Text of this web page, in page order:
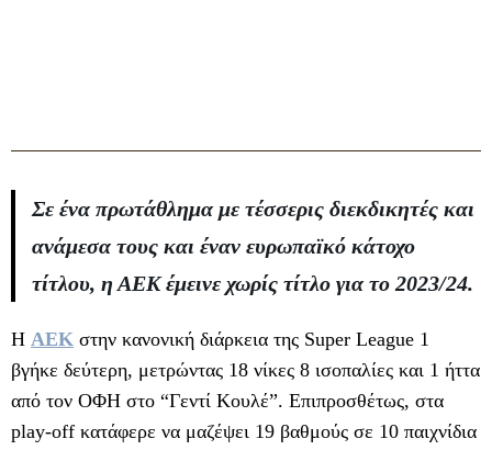
Σε ένα πρωτάθλημα με τέσσερις διεκδικητές και
ανάμεσα τους και έναν ευρωπαϊκό κάτοχο
τίτλου, η ΑΕΚ έμεινε χωρίς τίτλο για το 2023/24.
Η ΑΕΚ στην κανονική διάρκεια της Super League 1
βγήκε δεύτερη, μετρώντας 18 νίκες 8 ισοπαλίες και 1 ήττα
από τον ΟΦΗ στο “Γεντί Κουλέ”. Επιπροσθέτως, στα
play-off κατάφερε να μαζέψει 19 βαθμούς σε 10 παιχνίδια